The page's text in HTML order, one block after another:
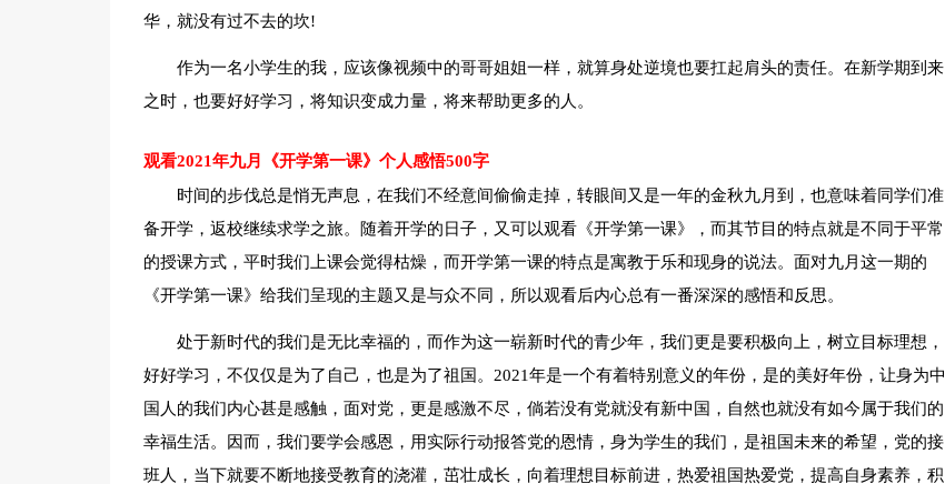
华，就没有过不去的坎!
作为一名小学生的我，应该像视频中的哥哥姐姐一样，就算身处逆境也要扛起肩头的责任。在新学期到来
之时，也要好好学习，将知识变成力量，将来帮助更多的人。
观看2021年九月《开学第一课》个人感悟500字
时间的步伐总是悄无声息，在我们不经意间偷偷走掉，转眼间又是一年的金秋九月到，也意味着同学们准
备开学，返校继续求学之旅。随着开学的日子，又可以观看《开学第一课》，而其节目的特点就是不同于平常
的授课方式，平时我们上课会觉得枯燥，而开学第一课的特点是寓教于乐和现身的说法。面对九月这一期的
《开学第一课》给我们呈现的主题又是与众不同，所以观看后内心总有一番深深的感悟和反思。
处于新时代的我们是无比幸福的，而作为这一崭新时代的青少年，我们更是要积极向上，树立目标理想，
好好学习，不仅仅是为了自己，也是为了祖国。2021年是一个有着特别意义的年份，是的美好年份，让身为中
国人的我们内心甚是感触，面对党，更是感激不尽，倘若没有党就没有新中国，自然也就没有如今属于我们的
幸福生活。因而，我们要学会感恩，用实际行动报答党的恩情，身为学生的我们，是祖国未来的希望，党的接
班人，当下就要不断地接受教育的浇灌，茁壮成长，向着理想目标前进，热爱祖国热爱党，提高自身素养，积